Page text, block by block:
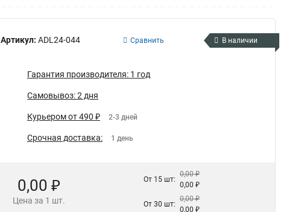
Артикул: ADL24-044 Сравнить В наличии
Гарантия производителя: 1 год
Самовывоз: 2 дня
Курьером от 490 ₽ 2-3 дней
Срочная доставка: 1 день
0,00 ₽
Цена за 1 шт.
От 15 шт:
0,00 ₽
0,00 ₽
От 30 шт:
0,00 ₽
0,00 ₽